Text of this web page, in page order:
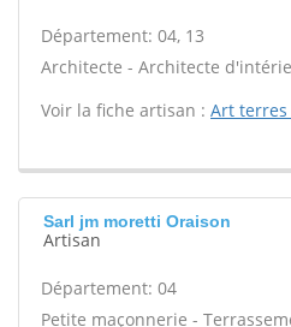
Département: 04, 13
Architecte - Architecte
Voir la fiche artisan : Art terres
Sarl jm moretti Oraison
Artisan
Département: 04
Petite maçonnerie -